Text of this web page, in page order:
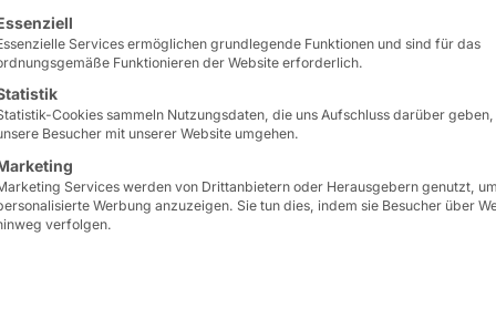
eine Liste der Service-Gruppen, für die eine
Services ermöglichen grundlegende Funktionen und sind für das
Funktionieren der Website erforderlich.
Cookies sammeln Nutzungsdaten, die uns Aufschluss darüber
Besucher mit unserer Website umgehen.
Services werden von Drittanbietern oder Herausgebern genutzt, um
Werbung anzuzeigen. Sie tun dies, indem sie Besucher über
verfolgen.